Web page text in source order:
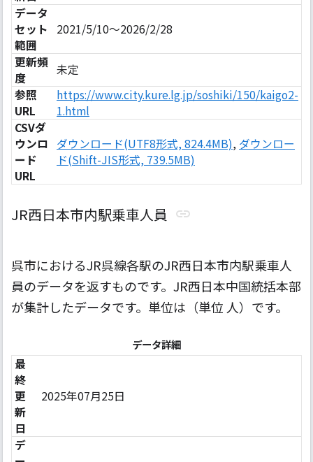
データ
セット
範囲
2021/5/10～2026/2/28
更新頻
度
未定
参照
URL
https://www.city.kure.lg.jp/soshiki/150/kaigo2-
1.html
CSVダ
ウンロ
ード
URL
ダウンロード(UTF8形式, 824.4MB), ダウンロー
ド(Shift-JIS形式, 739.5MB)
JR西日本市内駅乗車人員
呉市におけるJR呉線各駅のJR西日本市内駅乗車人
員のデータを返すものです。JR西日本中国統括本部
が集計したデータです。単位は（単位 人）です。
データ詳細
最
終
更
新
日
2025年07月25日
デ